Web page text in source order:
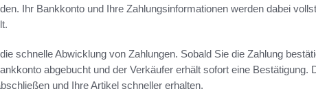
Ihr Bankkonto und Ihre Zahlungsinformationen werden dabei
schnelle Abwicklung von Zahlungen. Sobald Sie die Zahlung
abgebucht und der Verkäufer erhält sofort eine Bestätigung.
und Ihre Artikel schneller erhalten.